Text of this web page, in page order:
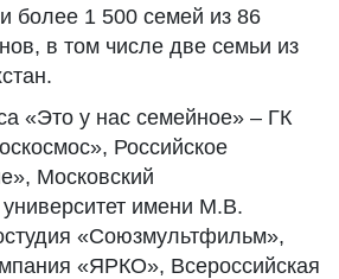
более 1 500 семей из 86
в том числе две семьи из
«Это у нас семейное» – ГК
Российское
Московский
имени М.В.
«Союзмультфильм»,
«ЯРКО», Всероссийская